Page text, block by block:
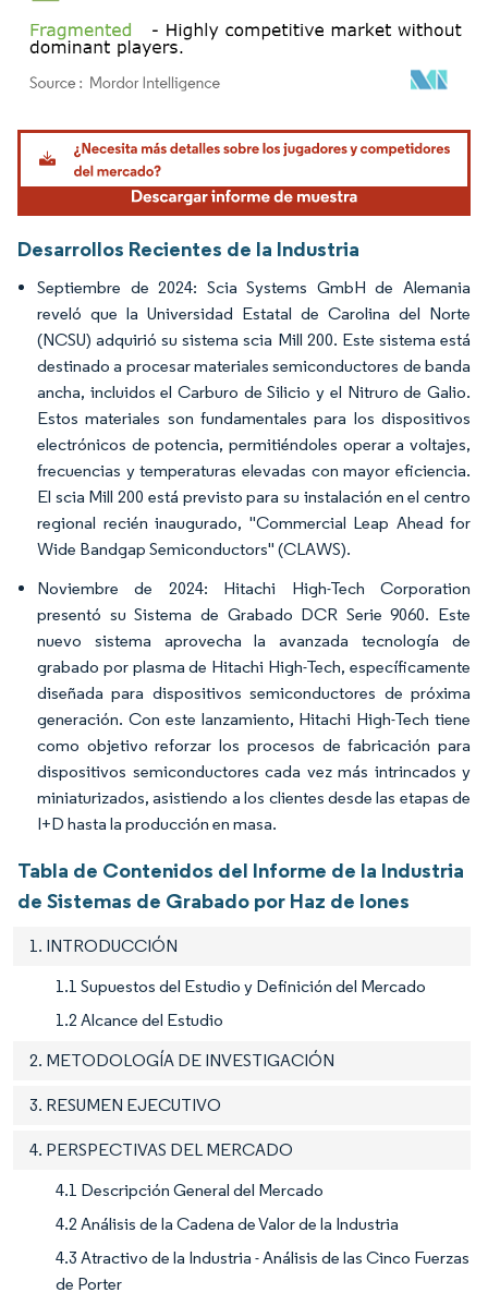
Imagen © Mordor Intelligence. El uso requiere atribución según CC BY 4.0.
Desarrollos Recientes de la Industria
Septiembre de 2024: Scia Systems GmbH de Alemania
reveló que la Universidad Estatal de Carolina del Norte
(NCSU) adquirió su sistema scia Mill 200. Este sistema está
destinado a procesar materiales semiconductores de banda
ancha, incluidos el Carburo de Silicio y el Nitruro de Galio.
Estos materiales son fundamentales para los dispositivos
electrónicos de potencia, permitiéndoles operar a voltajes,
frecuencias y temperaturas elevadas con mayor eficiencia.
El scia Mill 200 está previsto para su instalación en el centro
regional recién inaugurado, "Commercial Leap Ahead for
Wide Bandgap Semiconductors" (CLAWS).
Noviembre de 2024: Hitachi High-Tech Corporation
presentó su Sistema de Grabado DCR Serie 9060. Este
nuevo sistema aprovecha la avanzada tecnología de
grabado por plasma de Hitachi High-Tech, específicamente
diseñada para dispositivos semiconductores de próxima
generación. Con este lanzamiento, Hitachi High-Tech tiene
como objetivo reforzar los procesos de fabricación para
dispositivos semiconductores cada vez más intrincados y
miniaturizados, asistiendo a los clientes desde las etapas de
I+D hasta la producción en masa.
Tabla de Contenidos del Informe de la Industria
de Sistemas de Grabado por Haz de Iones
1. INTRODUCCIÓN
1.1 Supuestos del Estudio y Definición del Mercado
1.2 Alcance del Estudio
2. METODOLOGÍA DE INVESTIGACIÓN
3. RESUMEN EJECUTIVO
4. PERSPECTIVAS DEL MERCADO
4.1 Descripción General del Mercado
4.2 Análisis de la Cadena de Valor de la Industria
4.3 Atractivo de la Industria - Análisis de las Cinco Fuerzas
de Porter